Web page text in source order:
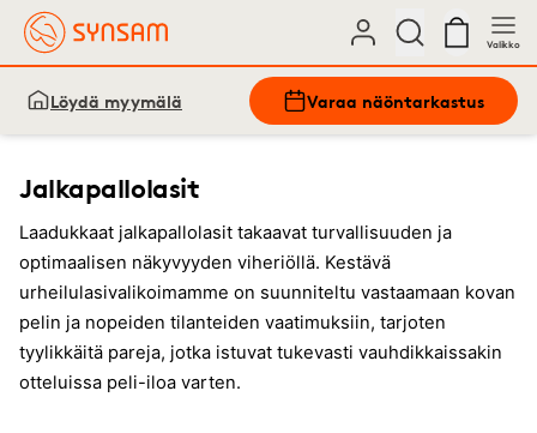
Valikko
Löydä myymälä Varaa näöntarkastus
Jalkapallolasit
Laadukkaat jalkapallolasit takaavat turvallisuuden ja
optimaalisen näkyvyyden viheriöllä. Kestävä
urheilulasivalikoimamme on suunniteltu vastaamaan kovan
pelin ja nopeiden tilanteiden vaatimuksiin, tarjoten
tyylikkäitä pareja, jotka istuvat tukevasti vauhdikkaissakin
otteluissa peli-iloa varten.